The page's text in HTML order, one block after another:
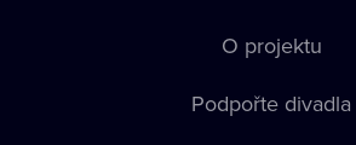
O projektu
Podpořte divadla